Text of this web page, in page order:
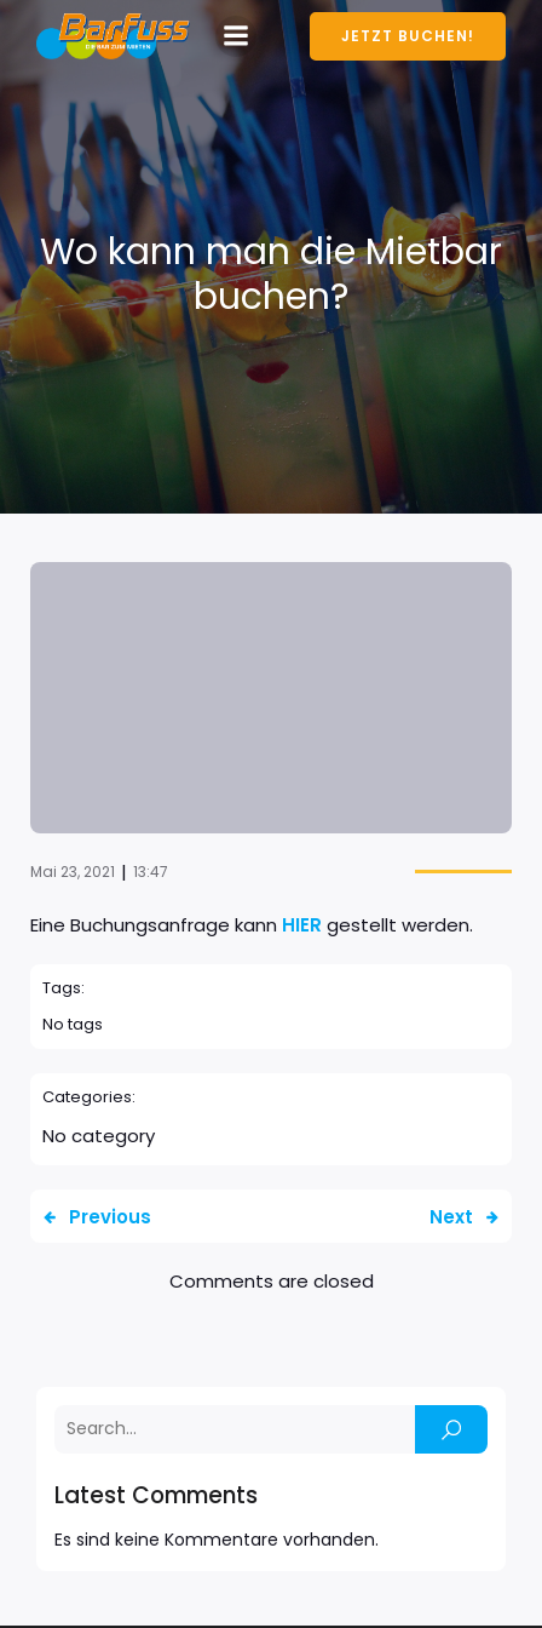
JETZT BUCHEN!
Wo kann man die Mietbar
buchen?
Latest Comments
Es sind keine Kommentare vorhanden.
Mai 23, 2021 | 13:47
Eine Buchungsanfrage kann HIER gestellt werden.
Tags:
No tags
Categories:
No category
Previous Next
Comments are closed